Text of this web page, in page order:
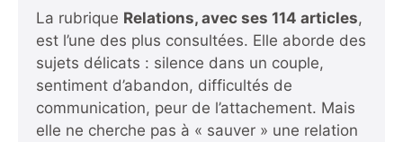
La rubrique Relations, avec ses 114 articles,
est l’une des plus consultées. Elle aborde des
sujets délicats : silence dans un couple,
sentiment d’abandon, difficultés de
communication, peur de l’attachement. Mais
elle ne cherche pas à « sauver » une relation